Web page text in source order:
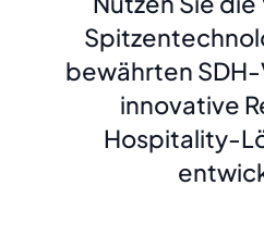
bewährten
innovative
Hospitality-